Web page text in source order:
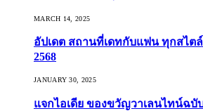
MARCH 14, 2025
อัปเดต สถานที่เดทกับแฟน ทุกสไต
2568
JANUARY 30, 2025
แจกไอเดีย ของขวัญวาเลนไทน์ฉบั